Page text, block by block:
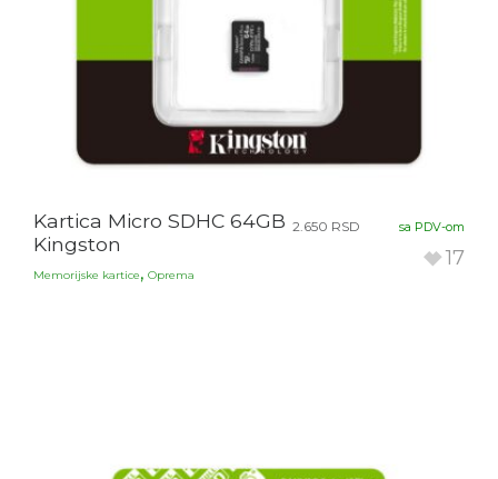
Kartica Micro SDHC 64GB
Kingston
Memorijske kartice, Oprema
2.650 RSD sa PDV-om
17